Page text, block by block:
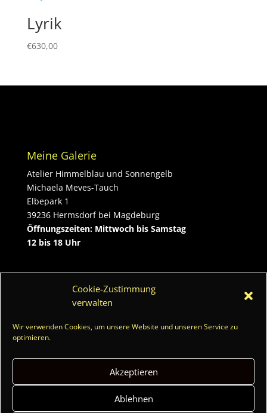
Cookie-Zustimmung
verwalten
Wir verwenden Cookies, um unsere Website und unseren Service zu
optimieren.
Akzeptieren
Ablehnen
Lyrik
€630,00
Meine Galerie
Atelier Himmelblau und Sonnengelb
Michaela Meves-Tauch
Elbepark 1
39236 Hermsdorf bei Magdeburg
Öffnungszeiten: Mittwoch bis Samstag
12 bis 18 Uhr
0172/5424181
Datenschutzerklärung
Allgemeine Geschäftsbedingungen